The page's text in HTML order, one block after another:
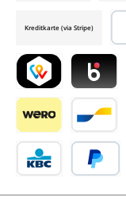
TWINT by mollie
Blik by
Wero
Kreditkarte (via Stripe)